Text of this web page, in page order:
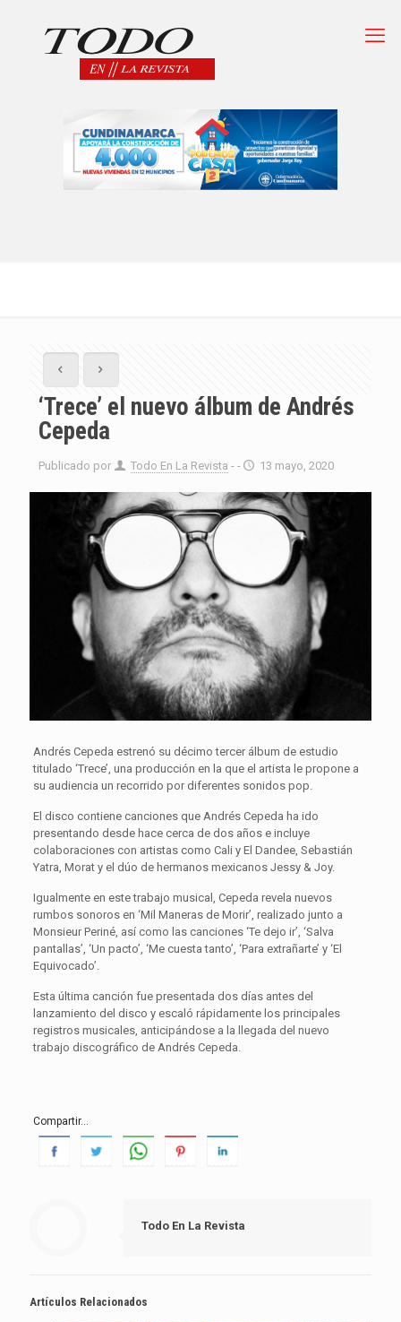
‘Trece’ el nuevo álbum de Andrés
Cepeda
Publicado por Todo En La Revista - - 13 mayo, 2020
Andrés Cepeda estrenó su décimo tercer álbum de estudio
titulado ‘Trece’, una producción en la que el artista le propone a
su audiencia un recorrido por diferentes sonidos pop.
El disco contiene canciones que Andrés Cepeda ha ido
presentando desde hace cerca de dos años e incluye
colaboraciones con artistas como Cali y El Dandee, Sebastián
Yatra, Morat y el dúo de hermanos mexicanos Jessy & Joy.
Igualmente en este trabajo musical, Cepeda revela nuevos
rumbos sonoros en ‘Mil Maneras de Morir’, realizado junto a
Monsieur Periné, así como las canciones ‘Te dejo ir’, ‘Salva
pantallas’, ‘Un pacto’, ‘Me cuesta tanto’, ‘Para extrañarte’ y ‘El
Equivocado’.
Esta última canción fue presentada dos días antes del
lanzamiento del disco y escaló rápidamente los principales
registros musicales, anticipándose a la llegada del nuevo
trabajo discográfico de Andrés Cepeda.
Compartir...
Todo En La Revista
Artículos Relacionados